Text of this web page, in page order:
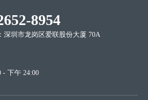
8954
深圳市龙岗区爱联股份大厦 70A
- 下午 24:00